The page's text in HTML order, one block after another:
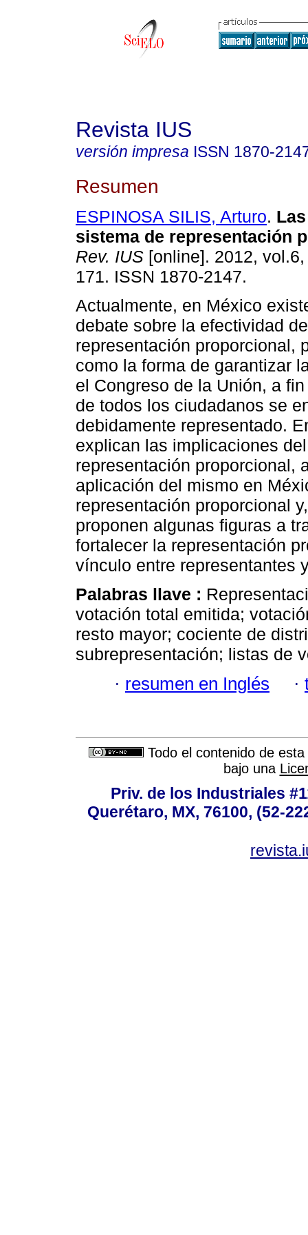
Revista IUS
versión impresa ISSN 1870-
Resumen
ESPINOSA SILIS, Arturo.
sistema de representación
Rev. IUS [online]. 2012,
171. ISSN 1870-2147.
Actualmente, en México
debate sobre la efectividad
representación proporcional,
como la forma de garantizar
el Congreso de la Unión, a
de todos los ciudadanos se
debidamente representado.
explican las implicaciones
representación proporcional,
aplicación del mismo en
representación proporcional
proponen algunas figuras a
fortalecer la representación
vínculo entre representantes
Palabras llave :
votación total emitida;
resto mayor; cociente de
subrepresentación; listas de
· resumen en Inglés ·
Todo el contenido de
bajo una
Priv. de los Industriales
Querétaro, MX, 76100, (52-